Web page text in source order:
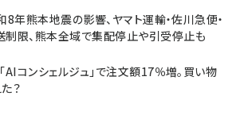
8年熊本地震の影響、ヤマト運輸・佐川急便・
制限、熊本全域で集配停止や引受停止も
AIコンシェルジュ」で注文額17％増。買い物
？